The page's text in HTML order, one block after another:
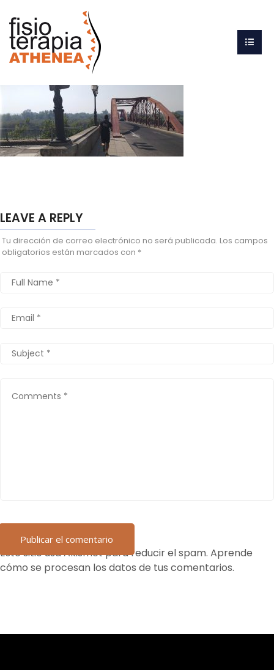
LEAVE A REPLY
Tu dirección de correo electrónico no será publicada. Los campos
obligatorios están marcados con *
Este sitio usa Akismet para reducir el spam. Aprende
cómo se procesan los datos de tus comentarios.